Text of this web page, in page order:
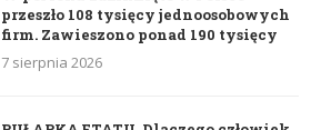
przeszło 108 tysięcy jednoosobowych
firm. Zawieszono ponad 190 tysięcy
7 sierpnia 2026